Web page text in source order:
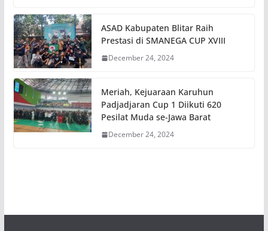
ASAD Kabupaten Blitar Raih
Prestasi di SMANEGA CUP XVIII
December 24, 2024
Meriah, Kejuaraan Karuhun
Padjadjaran Cup 1 Diikuti 620
Pesilat Muda se-Jawa Barat
December 24, 2024